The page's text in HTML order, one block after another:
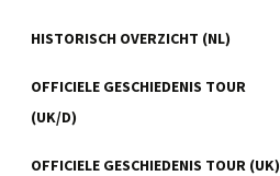
HISTORISCH OVERZICHT (NL)
OFFICIELE GESCHIEDENIS TOUR
(UK/D)
OFFICIELE GESCHIEDENIS TOUR (UK)